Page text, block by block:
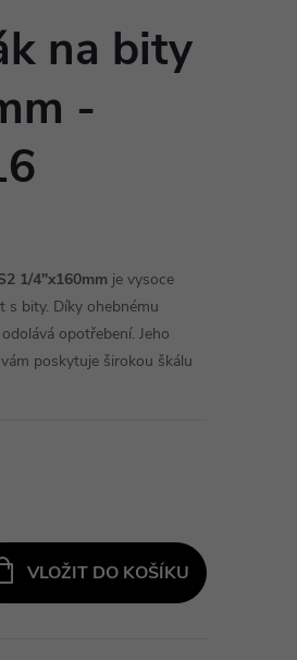
na bity
-
1/4"x160mm je vysoce
s bity. Díky ohebnému
opotřebení. Jeho
poskytuje širokou škálu
VLOŽIT DO KOŠÍKU